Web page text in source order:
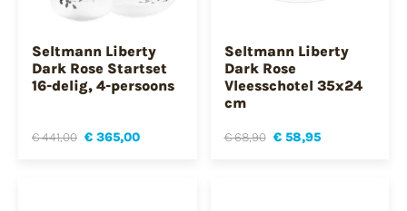
Seltmann Liberty
Dark Rose Startset
16-delig, 4-persoons
€ 441,00 € 365,00
Seltmann Liberty
Dark Rose
Vleesschotel 35x24
cm
€ 68,90 € 58,95